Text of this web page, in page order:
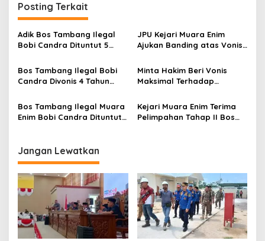
a
s
i
o
Posting Terkait
Adik Bos Tambang Ilegal
Bobi Candra Dituntut 5
Rp50 Miliar
JPU Kejari Muara Enim
Ajukan Banding atas Vonis
Ilegal Bobi Candra
Bos Tambang Ilegal Bobi
Candra Divonis 4 Tahun
Miliar
Minta Hakim Beri Vonis
Maksimal Terhadap
Ilegal
Bos Tambang Ilegal Muara
Enim Bobi Candra Dituntut
Kejari Muara Enim Terima
Pelimpahan Tahap II Bos
Jangan Lewatkan